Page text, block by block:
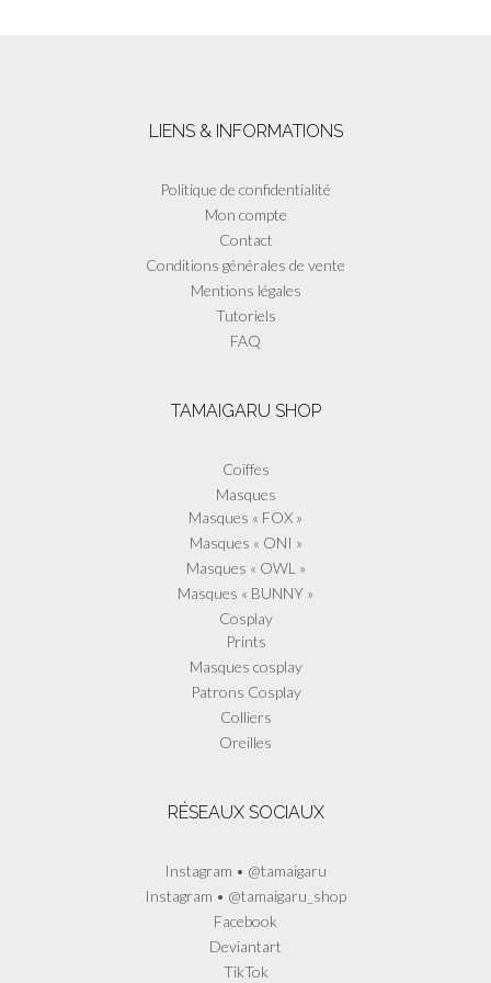
LIENS & INFORMATIONS
Politique de confidentialité
Mon compte
Contact
Conditions générales de vente
Mentions légales
Tutoriels
FAQ
TAMAIGARU SHOP
Coiffes
Masques
Masques « FOX »
Masques « ONI »
Masques « OWL »
Masques « BUNNY »
Cosplay
Prints
Masques cosplay
Patrons Cosplay
Colliers
Oreilles
RÉSEAUX SOCIAUX
Instagram • @tamaigaru
Instagram • @tamaigaru_shop
Facebook
Deviantart
TikTok